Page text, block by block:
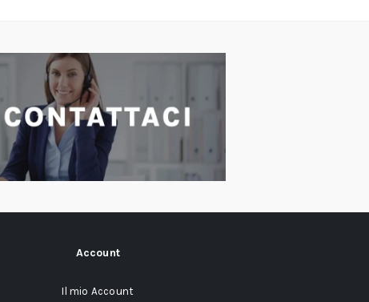
Account
Il mio Account